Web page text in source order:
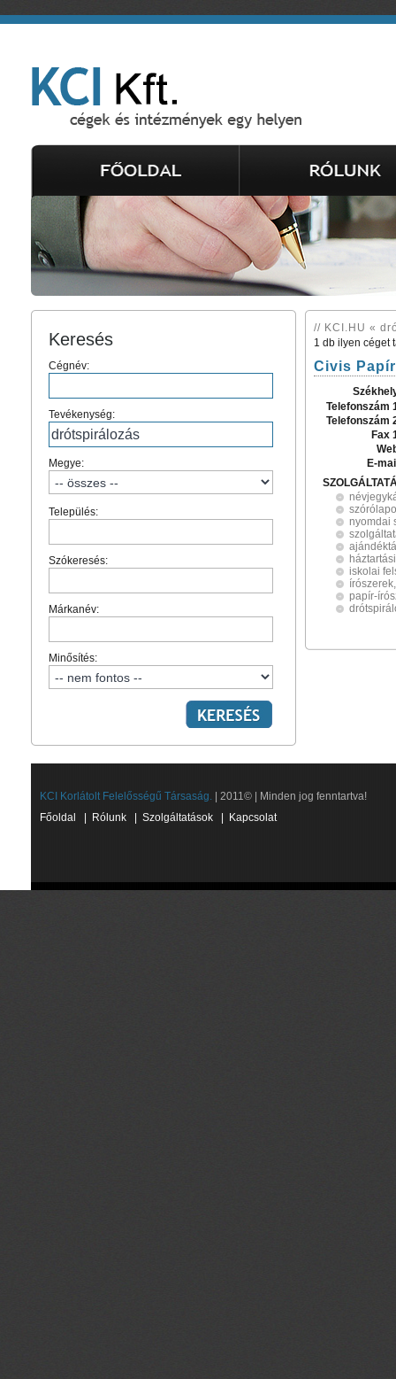
Keresés
Cégnév:
Tevékenység:
Megye:
Település:
Szókeresés:
Márkanév:
Minősítés:
// KCI.HU «
1 db ilyen céget
Civis
Telefonszám
Telefonszám
Fax
E-
nyomdai
iskolai
papír-
KCI Korlátolt Felelősségű Társaság. | 2011© | Minden jog fenntartva!
Főoldal
Rólunk Szolgáltatások Kapcsolat